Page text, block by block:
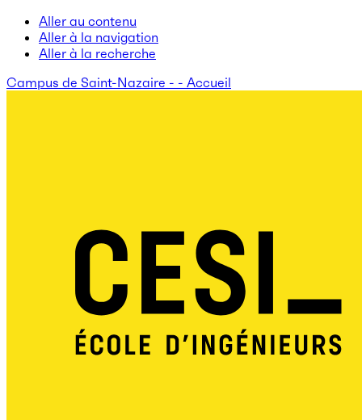
Aller au contenu
Aller à la navigation
Aller à la recherche
Campus de Saint-Nazaire - - Accueil